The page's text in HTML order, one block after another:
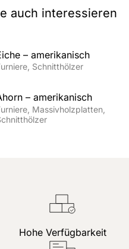
auch interessieren
– amerikanisch
Schnitthölzer
– amerikanisch
Massivholzplatten
Hohe Verfügbarkeit